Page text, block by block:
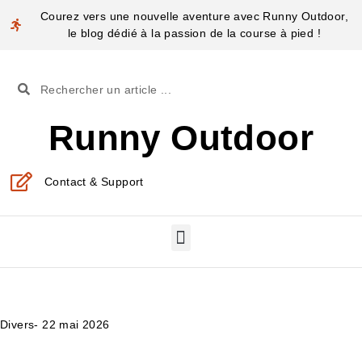
Courez vers une nouvelle aventure avec Runny Outdoor,
le blog dédié à la passion de la course à pied !
Runny Outdoor
Contact & Support
Divers- 22 mai 2026